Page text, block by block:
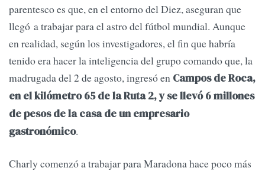
parentesco es que, en el entorno del Diez, aseguran que
llegó a trabajar para el astro del fútbol mundial. Aunque
en realidad, según los investigadores, el fin que habría
tenido era hacer la inteligencia del grupo comando que, la
madrugada del 2 de agosto, ingresó en Campos de Roca,
en el kilómetro 65 de la Ruta 2, y se llevó 6 millones
de pesos de la casa de un empresario
gastronómico.
Charly comenzó a trabajar para Maradona hace poco más